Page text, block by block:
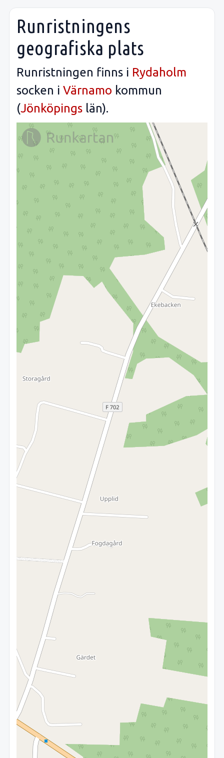
Runristningens
geografiska plats
Runristningen finns i Rydaholm
socken i Värnamo kommun
(Jönköpings län).